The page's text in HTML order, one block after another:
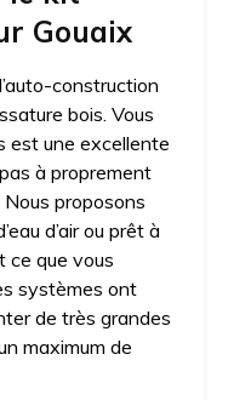
Gouaix
construction
bois. Vous
est une excellente
à proprement
Nous proposons
d’air ou prêt à
ce que vous
systèmes ont
de très grandes
maximum de